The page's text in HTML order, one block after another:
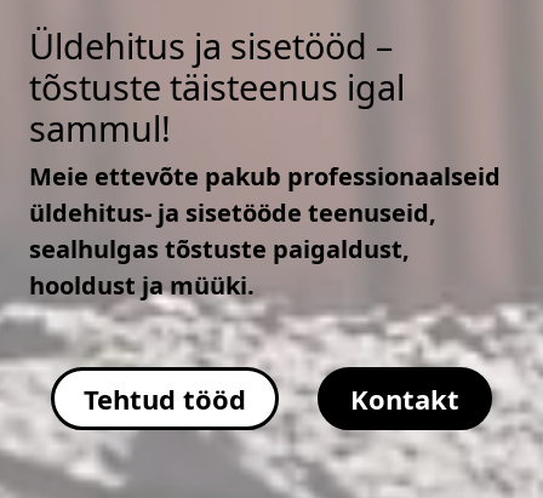
Üldehitus ja sisetööd –
tõstuste täisteenus igal
sammul!
Meie ettevõte pakub professionaalseid
üldehitus- ja sisetööde teenuseid,
sealhulgas tõstuste paigaldust,
hooldust ja müüki.
Tehtud tööd Kontakt